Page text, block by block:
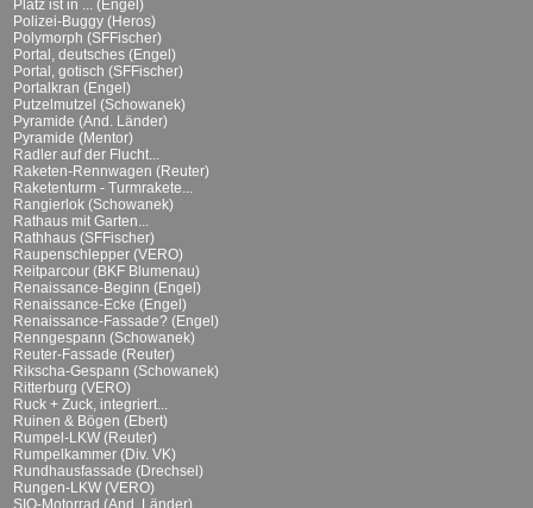
Platz ist in ... (Engel)
Polizei-Buggy (Heros)
Polymorph (SFFischer)
Portal, deutsches (Engel)
Portal, gotisch (SFFischer)
Portalkran (Engel)
Putzelmutzel (Schowanek)
Pyramide (And. Länder)
Pyramide (Mentor)
Radler auf der Flucht...
Raketen-Rennwagen (Reuter)
Raketenturm - Turmrakete...
Rangierlok (Schowanek)
Rathaus mit Garten...
Rathhaus (SFFischer)
Raupenschlepper (VERO)
Reitparcour (BKF Blumenau)
Renaissance-Beginn (Engel)
Renaissance-Ecke (Engel)
Renaissance-Fassade? (Engel)
Renngespann (Schowanek)
Reuter-Fassade (Reuter)
Rikscha-Gespann (Schowanek)
Ritterburg (VERO)
Ruck + Zuck, integriert...
Ruinen & Bögen (Ebert)
Rumpel-LKW (Reuter)
Rumpelkammer (Div. VK)
Rundhausfassade (Drechsel)
Rungen-LKW (VERO)
SIO-Motorrad (And. Länder)